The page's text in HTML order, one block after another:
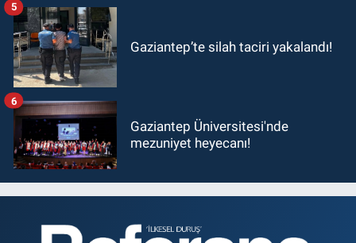
Gaziantep’te silah taciri yakalandı!
5
Gaziantep Üniversitesi'nde
mezuniyet heyecanı!
6